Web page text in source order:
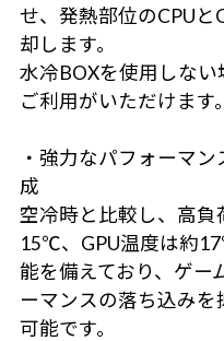
せ、発熱部位のCPUと
却します。
水冷BOXを使用しな
ご利用がいただけます。
・強力なパフォーマ
成
空冷時と比較し、高
15℃、GPU温度は約
能を備えており、ゲー
ーマンスの落ち込み
可能です。